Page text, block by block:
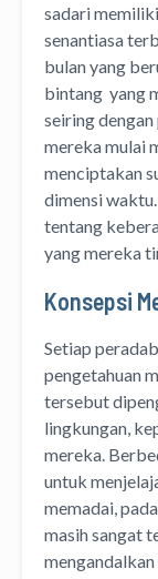
sadari
senantiasa
bulan yang
bintang yang
seiring
mereka mulai
menciptakan
dimensi
tentang
yang mereka
Konsepsi
Setiap
pengetahuan
tersebut
lingkungan,
mereka.
untuk
memadai,
masih sangat